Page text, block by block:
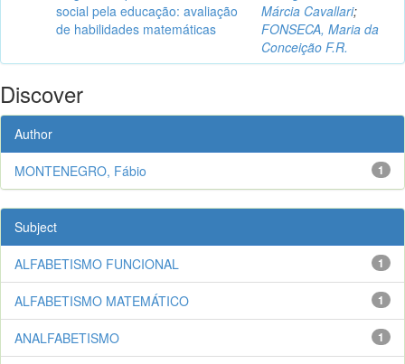
social pela educação: avaliação
de habilidades matemáticas
Márcia Cavallari;
FONSECA, Maria da
Conceição F.R.
Discover
Author
1
MONTENEGRO, Fábio
Subject
1
ALFABETISMO FUNCIONAL
1
ALFABETISMO MATEMÁTICO
1
ANALFABETISMO